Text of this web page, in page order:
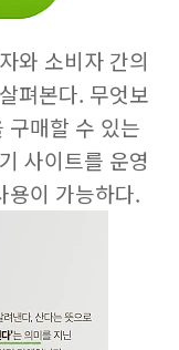
와 소비자 간의
펴본다. 무엇보
구매할 수 있는
사이트를 운영
용이 가능하다.